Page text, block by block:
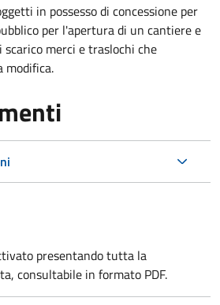
in possesso di concessione per
per l'apertura di un cantiere e
merci e traslochi che
modifica.
presentando tutta la
consultabile in formato PDF.